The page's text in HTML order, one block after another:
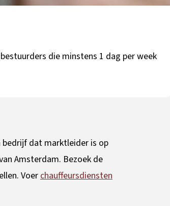
die minstens 1 dag per week
bedrijf dat marktleider is op
Amsterdam. Bezoek de
Voerchauffeursdiensten